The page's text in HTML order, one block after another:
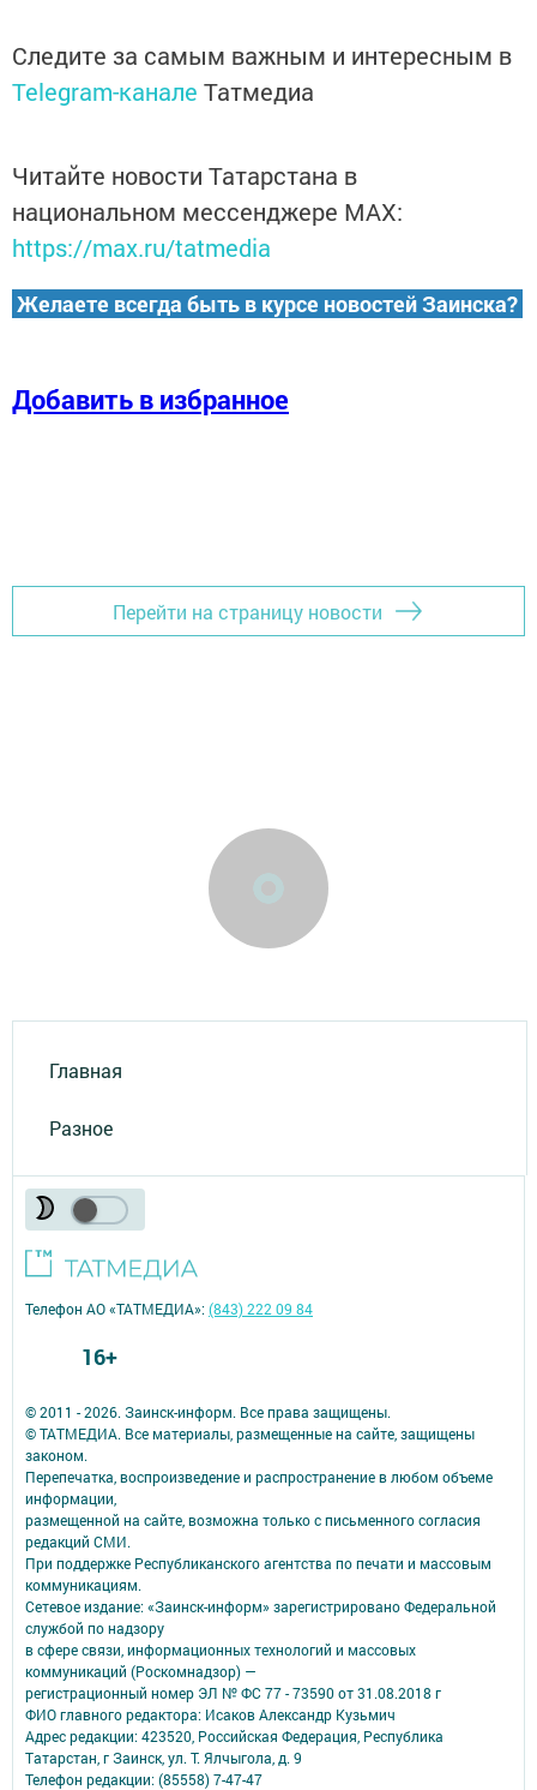
Следите за самым важным и интересным в
Telegram-канале Татмедиа
Читайте новости Татарстана в
национальном мессенджере MАХ:
https://max.ru/tatmedia
Желаете всегда быть в курсе новостей Заинска?
Добавить в избранное
Перейти на страницу новости
Главная
Разное
© 2011 - 2026. Заинск-информ. Все права защищены.
© ТАТМЕДИА. Все материалы, размещенные на сайте, защищены
законом.
Перепечатка, воспроизведение и распространение в любом объеме
информации,
размещенной на сайте, возможна только с письменного согласия
редакций СМИ.
При поддержке Республиканского агентства по печати и массовым
коммуникациям.
Сетевое издание: «Заинск-информ» зарегистрировано Федеральной
службой по надзору
в сфере связи, информационных технологий и массовых
коммуникаций (Роскомнадзор) —
регистрационный номер ЭЛ № ФС 77 - 73590 от 31.08.2018 г
ФИО главного редактора: Исаков Александр Кузьмич
Адрес редакции: 423520, Российская Федерация, Республика
Татарстан, г Заинск, ул. Т. Ялчыгола, д. 9
Телефон редакции: (85558) 7-47-47
Телефон АО «ТАТМЕДИА»:(843) 222 09 84
16+